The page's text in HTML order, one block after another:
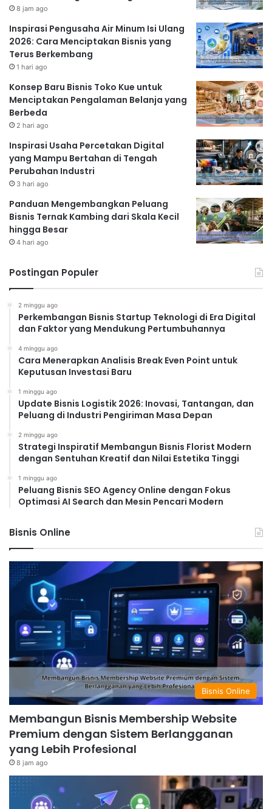
8 jam ago
Inspirasi Pengusaha Air Minum Isi Ulang
2026: Cara Menciptakan Bisnis yang
Terus Berkembang
1 hari ago
Konsep Baru Bisnis Toko Kue untuk
Menciptakan Pengalaman Belanja yang
Berbeda
2 hari ago
Inspirasi Usaha Percetakan Digital
yang Mampu Bertahan di Tengah
Perubahan Industri
3 hari ago
Panduan Mengembangkan Peluang
Bisnis Ternak Kambing dari Skala Kecil
hingga Besar
4 hari ago
Postingan Populer
2 minggu ago
Perkembangan Bisnis Startup Teknologi di Era Digital
dan Faktor yang Mendukung Pertumbuhannya
4 minggu ago
Cara Menerapkan Analisis Break Even Point untuk
Keputusan Investasi Baru
1 minggu ago
Update Bisnis Logistik 2026: Inovasi, Tantangan, dan
Peluang di Industri Pengiriman Masa Depan
2 minggu ago
Strategi Inspiratif Membangun Bisnis Florist Modern
dengan Sentuhan Kreatif dan Nilai Estetika Tinggi
1 minggu ago
Peluang Bisnis SEO Agency Online dengan Fokus
Optimasi AI Search dan Mesin Pencari Modern
Bisnis Online
Bisnis Online
Membangun Bisnis Membership Website
Premium dengan Sistem Berlangganan
yang Lebih Profesional
8 jam ago